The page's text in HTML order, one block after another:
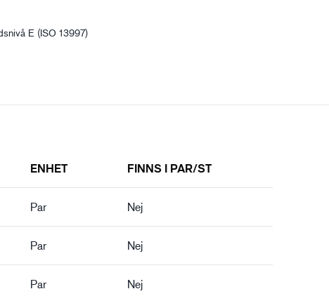
E (ISO 13997)
ENHET FINNS I PAR/ST
Par Nej
Par Nej
Par Nej